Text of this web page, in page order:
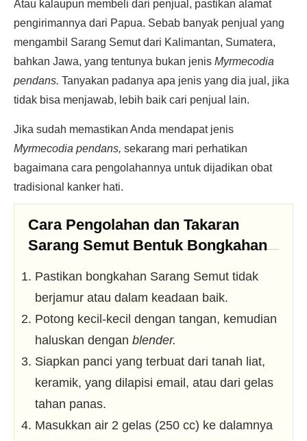
Atau kalaupun membeli dari penjual, pastikan alamat
pengirimannya dari Papua. Sebab banyak penjual yang
mengambil Sarang Semut dari Kalimantan, Sumatera,
bahkan Jawa, yang tentunya bukan jenis Myrmecodia
pendans. Tanyakan padanya apa jenis yang dia jual, jika
tidak bisa menjawab, lebih baik cari penjual lain.
Jika sudah memastikan Anda mendapat jenis
Myrmecodia pendans, sekarang mari perhatikan
bagaimana cara pengolahannya untuk dijadikan obat
tradisional kanker hati.
Cara Pengolahan dan Takaran
Sarang Semut Bentuk Bongkahan
Pastikan bongkahan Sarang Semut tidak
berjamur atau dalam keadaan baik.
Potong kecil-kecil dengan tangan, kemudian
haluskan dengan blender.
Siapkan panci yang terbuat dari tanah liat,
keramik, yang dilapisi email, atau dari gelas
tahan panas.
Masukkan air 2 gelas (250 cc) ke dalamnya